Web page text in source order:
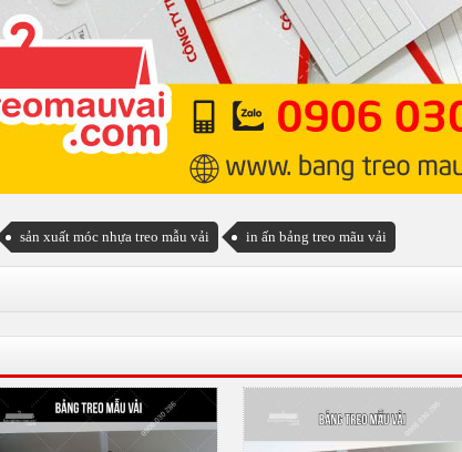
sản xuất móc nhựa treo mẫu vải in ấn bảng treo mãu vải